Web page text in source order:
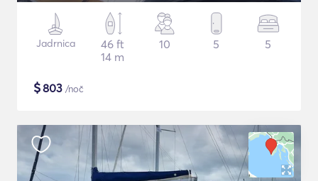
Jadrnica
46 ft
14 m
10 5 5
$803 /noč